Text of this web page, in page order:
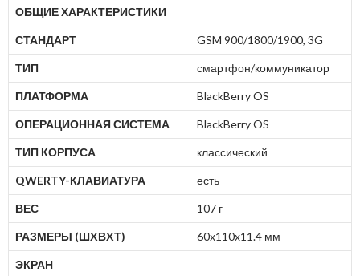
ОБЩИЕ ХАРАКТЕРИСТИКИ
СТАНДАРТ GSM 900/1800/1900, 3G
ТИП смартфон/коммуникатор
ПЛАТФОРМА BlackBerry OS
ОПЕРАЦИОННАЯ СИСТЕМА BlackBerry OS
ТИП КОРПУСА классический
QWERTY-КЛАВИАТУРА есть
ВЕС 107 г
РАЗМЕРЫ (ШXВXТ) 60x110x11.4 мм
ЭКРАН